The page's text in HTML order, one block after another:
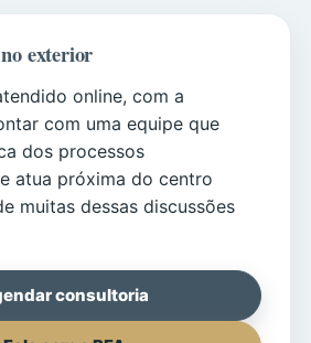
exterior
online, com a
com uma equipe que
dos processos
atua próxima do centro
muitas dessas discussões
consultoria